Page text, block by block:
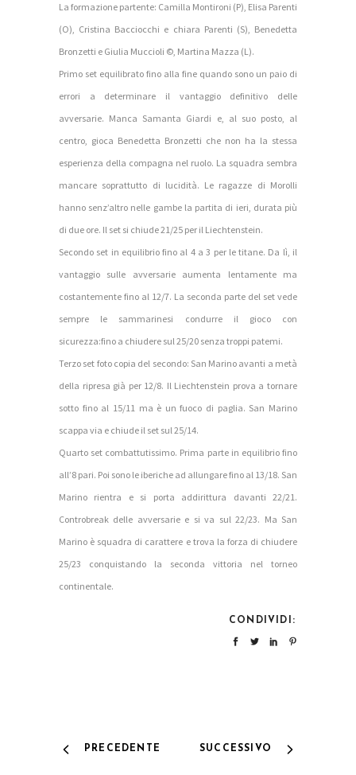
La formazione partente: Camilla Montironi (P), Elisa Parenti
(O), Cristina Bacciocchi e chiara Parenti (S), Benedetta
Bronzetti e Giulia Muccioli ©, Martina Mazza (L).
Primo set equilibrato fino alla fine quando sono un paio di
errori a determinare il vantaggio definitivo delle
avversarie. Manca Samanta Giardi e, al suo posto, al
centro, gioca Benedetta Bronzetti che non ha la stessa
esperienza della compagna nel ruolo. La squadra sembra
mancare soprattutto di lucidità. Le ragazze di Morolli
hanno senz’altro nelle gambe la partita di ieri, durata più
di due ore. Il set si chiude 21/25 per il Liechtenstein.
Secondo set in equilibrio fino al 4 a 3 per le titane. Da lì, il
vantaggio sulle avversarie aumenta lentamente ma
costantemente fino al 12/7. La seconda parte del set vede
sempre le sammarinesi condurre il gioco con
sicurezza:fino a chiudere sul 25/20 senza troppi patemi.
Terzo set foto copia del secondo: San Marino avanti a metà
della ripresa già per 12/8. Il Liechtenstein prova a tornare
sotto fino al 15/11 ma è un fuoco di paglia. San Marino
scappa via e chiude il set sul 25/14.
Quarto set combattutissimo. Prima parte in equilibrio fino
all’8 pari. Poi sono le iberiche ad allungare fino al 13/18. San
Marino rientra e si porta addirittura davanti 22/21.
Controbreak delle avversarie e si va sul 22/23. Ma San
Marino è squadra di carattere e trova la forza di chiudere
25/23 conquistando la seconda vittoria nel torneo
continentale.
CONDIVIDI:
PRECEDENTE SUCCESSIVO